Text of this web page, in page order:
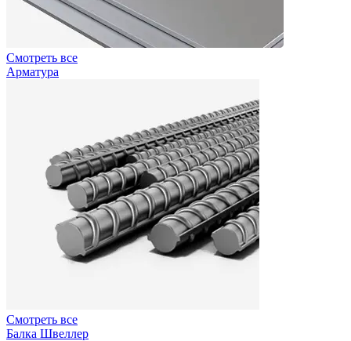
Смотреть все
Арматура
Смотреть все
Балка Швеллер